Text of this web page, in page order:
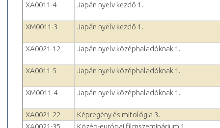
XA0011-4 Japán nyelv kezdő 1.
XM0011-3 Japán nyelv kezdő 1.
XA0021-12 Japán nyelv középhaladóknak 1.
XA0011-5 Japán nyelv középhaladóknak 1.
XM0011-4 Japán nyelv középhaladóknak 1.
XA0021-22
Képregény és mitológia 3.